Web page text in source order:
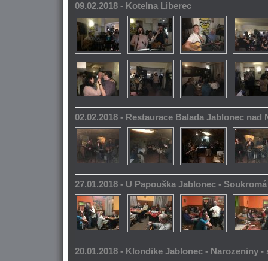
09.02.2018 - Kotelna Liberec
02.02.2018 - Restaurace Balada Jablonec nad
27.01.2018 - U Papouška Jablonec -
20.01.2018 - Klondike Jablonec - Narozeniny -